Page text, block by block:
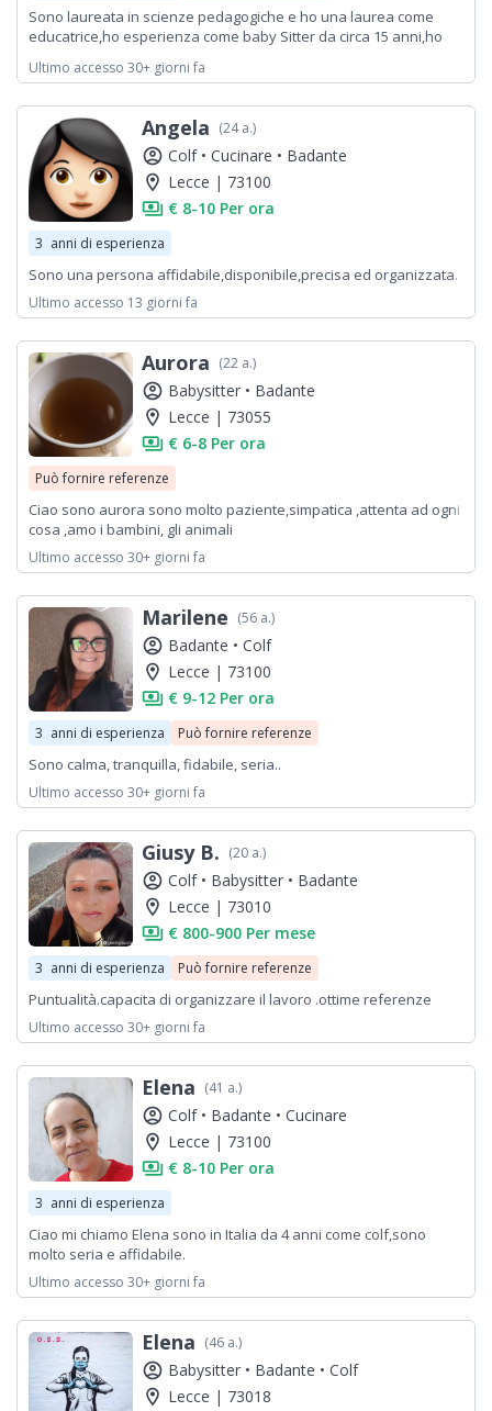
Sono laureata in scienze pedagogiche e ho una laurea come
educatrice,ho esperienza come baby Sitter da circa 15 anni,ho
adulti,sono automunita!
Ultimo accesso 30+ giorni fa
Angela (24 a.)
account_circle Colf • Cucinare • Badante
location_on Lecce | 73100
payments € 8-10 Per ora
3 anni di esperienza
Sono una persona affidabile,disponibile,precisa ed organizzata.
Ultimo accesso 13 giorni fa
Aurora (22 a.)
account_circle Babysitter • Badante
location_on Lecce | 73055
payments € 6-8 Per ora
Può fornire referenze
Ciao sono aurora sono molto paziente,simpatica ,attenta ad ogni
cosa ,amo i bambini, gli animali
Ultimo accesso 30+ giorni fa
Marilene (56 a.)
account_circle Badante • Colf
location_on Lecce | 73100
payments € 9-12 Per ora
3 anni di esperienza Può fornire referenze
Sono calma, tranquilla, fidabile, seria..
Ultimo accesso 30+ giorni fa
Giusy B. (20 a.)
account_circle Colf • Babysitter • Badante
location_on Lecce | 73010
payments € 800-900 Per mese
3 anni di esperienza Può fornire referenze
Puntualità.capacita di organizzare il lavoro .ottime referenze
Ultimo accesso 30+ giorni fa
Elena (41 a.)
account_circle Colf • Badante • Cucinare
location_on Lecce | 73100
payments € 8-10 Per ora
3 anni di esperienza
Ciao mi chiamo Elena sono in Italia da 4 anni come colf,sono
molto seria e affidabile.
Ultimo accesso 30+ giorni fa
Elena (46 a.)
account_circle Babysitter • Badante • Colf
location_on Lecce | 73018